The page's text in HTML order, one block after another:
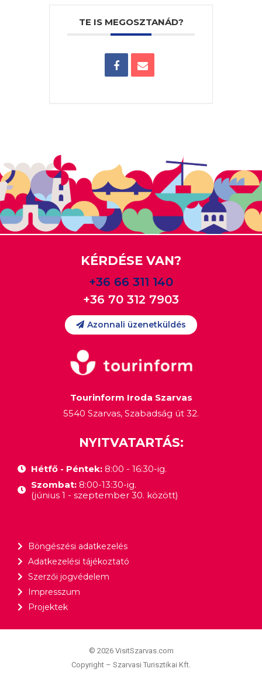
TE IS MEGOSZTANÁD?
KÉRDÉSE VAN?
+36 66 311 140
+36 70 312 7903
Azonnali üzenetküldés
Tourinform Iroda Szarvas
5540 Szarvas, Szabadság út 32.
NYITVATARTÁS:
Hétfő - Péntek:8:00 - 16:30-ig.
Szombat: 8:00-13:30-ig.
(június 1 - szeptember 30. között)
Böngészési adatkezelés
Adatkezelési tájékoztató
Szerzői jogvédelem
Impresszum
Projektek
© 2026 VisitSzarvas.com
Copyright – Szarvasi Turisztikai Kft.